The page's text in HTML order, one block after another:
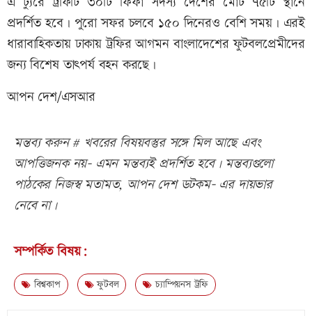
প্রদর্শিত হবে। পুরো সফর চলবে ১৫০ দিনেরও বেশি সময়। এরই
ধারাবাহিকতায় ঢাকায় ট্রফির আগমন বাংলাদেশের ফুটবলপ্রেমীদের
জন্য বিশেষ তাৎপর্য বহন করছে।
আপন দেশ/এসআর
মন্তব্য করুন # খবরের বিষয়বস্তুর সঙ্গে মিল আছে এবং
আপত্তিজনক নয়- এমন মন্তব্যই প্রদর্শিত হবে। মন্তব্যগুলো
পাঠকের নিজস্ব মতামত, আপন দেশ ডটকম- এর দায়ভার
নেবে না।
সম্পর্কিত বিষয়:
বিশ্বকাপ ফুটবল চ্যাম্পিয়নস ট্রফি